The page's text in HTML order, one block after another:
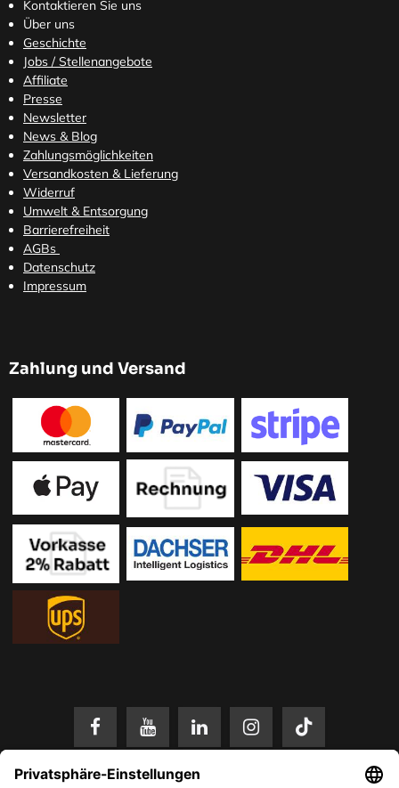
Kontaktieren Sie uns
Über uns
Geschichte
Jobs / Stellenangebote
Affiliate
Presse
Newsletter
News & Blog
Zahlungsmöglichkeiten
Versandkosten & Lieferung
Widerruf
Umwelt & Entsorgung
Barrierefreiheit
AGBs
Datenschutz
Impressum
Zahlung und Versand
* Alle Preise in EUR inkl. gesetzl. Mehrwertsteuer zzgl. Versandkosten.